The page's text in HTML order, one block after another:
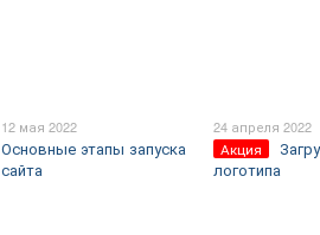
12 мая 2022
Основные этапы запуска
сайта
24 апреля 2022
Акция
логотипа